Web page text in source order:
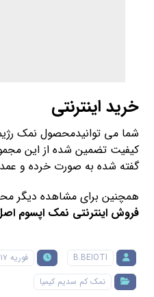
خرید اینترنتی
شما می توانیدمحصول نمک
کیفیت تضمین شده از این
گفته شده به صورت خرده و
همچنین برای مشاهده دیگر
فروش اینترنتی نمک اپسوم
B.BEIOTI
فوریه ۱۷, ۲۰۲۲
نمک کم سدیم کیمیا